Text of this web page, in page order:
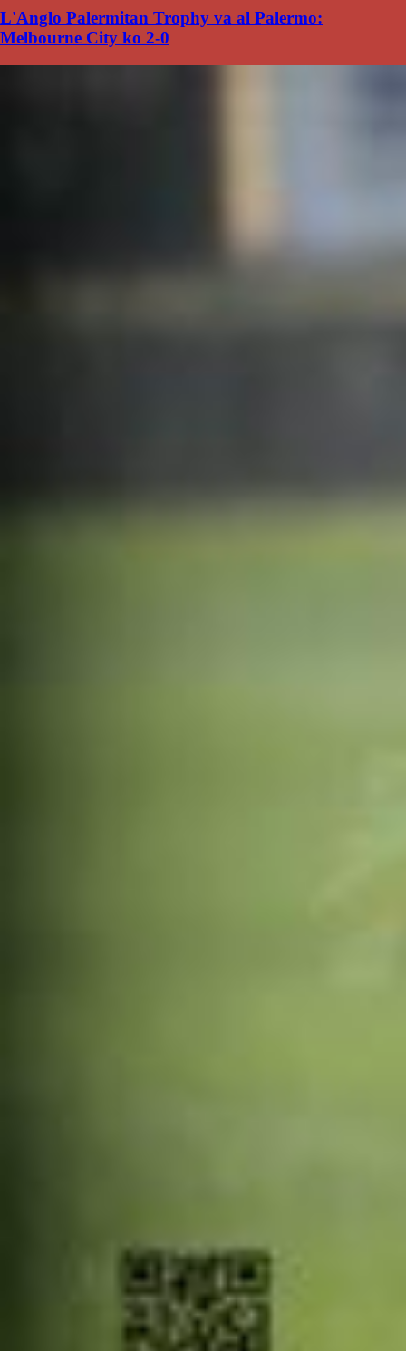
L'Anglo Palermitan Trophy va al Palermo:
Melbourne City ko 2-0